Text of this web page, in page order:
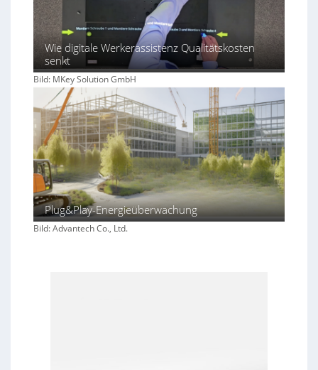
Wie digitale Werkerassistenz Qualitätskosten
senkt
Bild: MKey Solution GmbH
Plug&Play-Energieüberwachung
Bild: Advantech Co., Ltd.